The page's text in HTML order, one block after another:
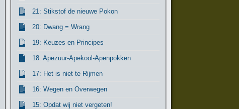
21: Stikstof de nieuwe Pokon
20: Dwang = Wrang
19: Keuzes en Principes
18: Apezuur-Apekool-Apenpokken
17: Het is niet te Rijmen
16: Wegen en Overwegen
15: Opdat wij niet vergeten!